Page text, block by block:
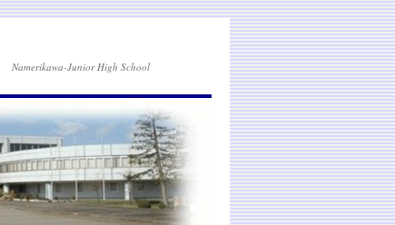
Namerikawa-Junior High School